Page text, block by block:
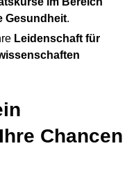
Gesundheit.
Leidenschaft für
Chancen